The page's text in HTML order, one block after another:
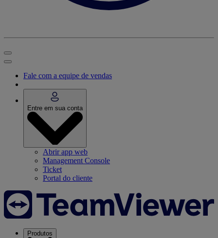
Fale com a equipe de vendas
Entre em sua conta
Abrir app web
Management Console
Ticket
Portal do cliente
Produtos